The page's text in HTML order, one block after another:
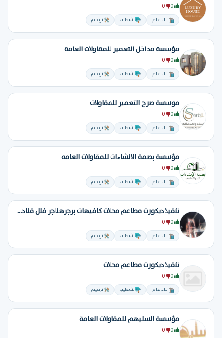
بناء عام تشطيب ترميم
مؤسسة مداخل التعمير للمقاولات العامة
بناء عام تشطيب ترميم
موسسة صرح التعمير للمقاولات
بناء عام تشطيب ترميم
مؤسسة بصمة الانشاءات للمقاولات العامه
بناء عام تشطيب ترميم
تنفيذديكورت مطاعم محلات كافيهات برجرهناجر فلل فنادق تسليم مفتاح
بناء عام تشطيب ترميم
تنفيذديكورت مطاعم محلات
بناء عام تشطيب ترميم
مؤسسة السليهم للمقاولات العامة